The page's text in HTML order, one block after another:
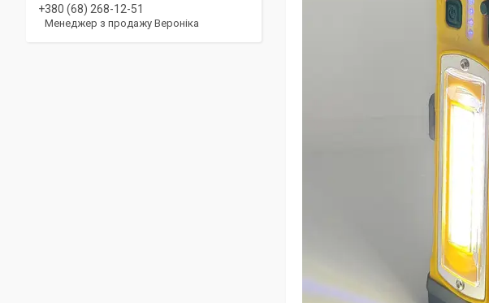
+380 (68) 268-12-51
Менеджер з продажу Вероніка